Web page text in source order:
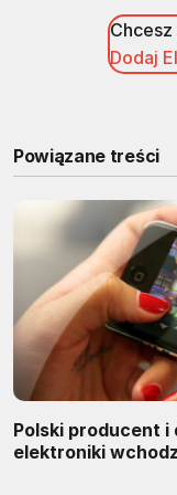
Dodaj
Powiązane treści
Polski producent
elektroniki